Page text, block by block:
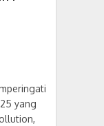
yang